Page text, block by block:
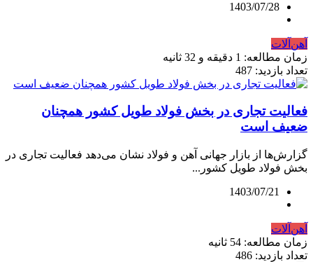
1403/07/28
آهن‌آلات
زمان مطالعه: 1 دقیقه و 32 ثانیه
تعداد بازدید: 487
فعالیت تجاری در بخش فولاد طویل کشور همچنان
ضعیف است
گزارش‌ها از بازار جهانی آهن و فولاد نشان می‌دهد فعالیت تجاری در
بخش فولاد طویل کشور...
1403/07/21
آهن‌آلات
زمان مطالعه: 54 ثانیه
تعداد بازدید: 486